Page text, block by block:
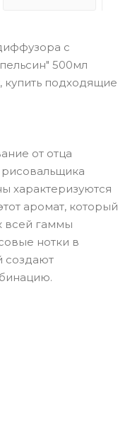
с
500мл
купить подходящие
от отца
характеризуются
аромат, который
всей гаммы
нотки в
создают